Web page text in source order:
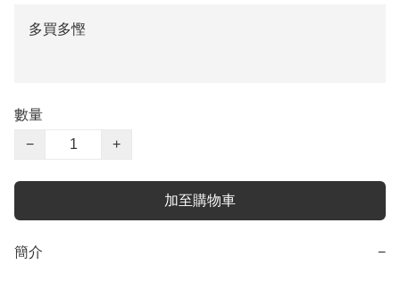
多買多慳
數量
−
+
加至購物車
簡介 −